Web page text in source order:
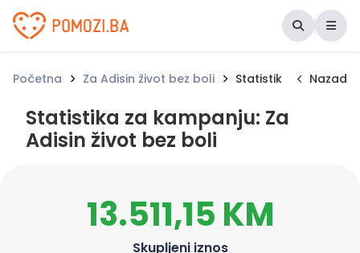
Udruženje Pomozi.ba
Početna Za Adisin život bez boli Statistika zaNazad
Statistika za kampanju: Za
Adisin život bez boli
13.511,15 KM
Skupljeni iznos